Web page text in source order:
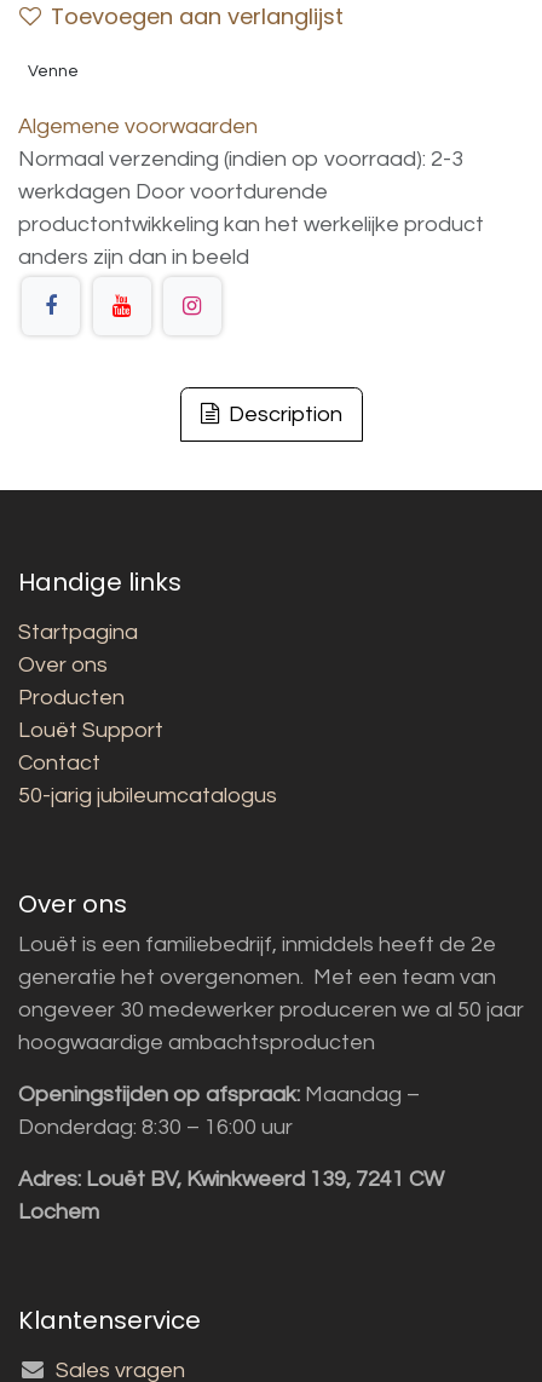
Toevoegen aan verlanglijst
Venne
Algemene voorwaarden
Normaal verzending (indien op voorraad): 2-3
werkdagen Door voortdurende
productontwikkeling kan het werkelijke product
anders zijn dan in beeld
Description
Handige links
Startpagina
Over ons
Producten
Louët Support
Contact
50-jarig jubileumcatalogus
Over ons
Louët is een familiebedrijf, inmiddels heeft de 2e
generatie het overgenomen. Met een team van
ongeveer 30 medewerker produceren we al 50 jaar
hoogwaardige ambachtsproducten
Openingstijden op afspraak: Maandag –
Donderdag: 8:30 – 16:00 uur
Adres: Louët BV, Kwinkweerd 139, 7241 CW
Lochem
Klantenservice
Sales vragen